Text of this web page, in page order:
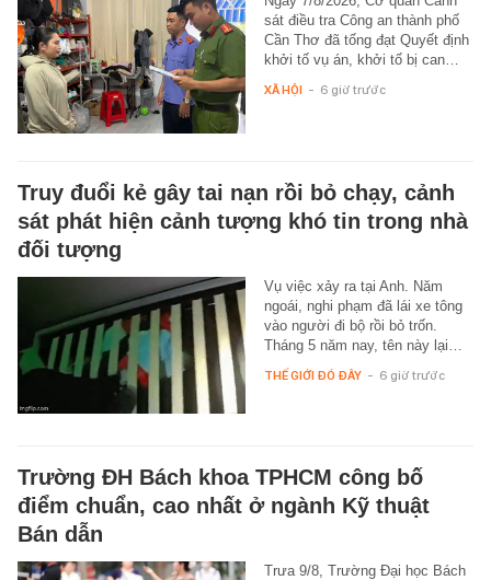
sát điều tra Công an thành phố
Cần Thơ đã tống đạt Quyết định
khởi tố vụ án, khởi tố bị can…
XÃ HỘI - 6 giờ trước
Truy đuổi kẻ gây tai nạn rồi bỏ chạy, cảnh
sát phát hiện cảnh tượng khó tin trong nhà
đối tượng
Vụ việc xảy ra tại Anh. Năm
ngoái, nghi phạm đã lái xe tông
vào người đi bộ rồi bỏ trốn.
Tháng 5 năm nay, tên này lại…
THẾ GIỚI ĐÓ ĐÂY - 6 giờ trước
Trường ĐH Bách khoa TPHCM công bố
điểm chuẩn, cao nhất ở ngành Kỹ thuật
Bán dẫn
Trưa 9/8, Trường Đại học Bách